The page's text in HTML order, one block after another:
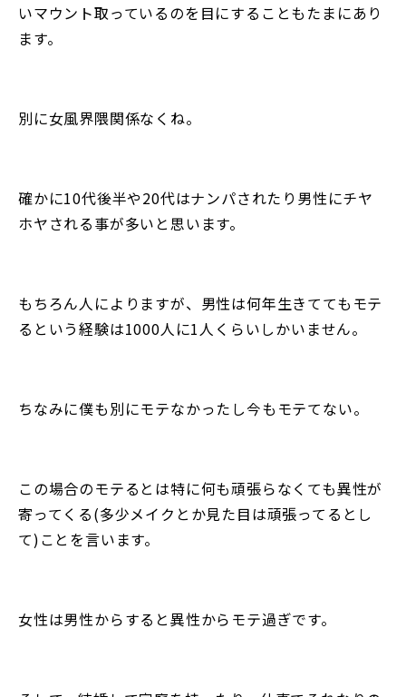
いマウント取っているのを目にすることもたまにあり
ます。
別に女風界隈関係なくね。
確かに10代後半や20代はナンパされたり男性にチヤ
ホヤされる事が多いと思います。
もちろん人によりますが、男性は何年生きててもモテ
るという経験は1000人に1人くらいしかいません。
ちなみに僕も別にモテなかったし今もモテてない。
この場合のモテるとは特に何も頑張らなくても異性が
寄ってくる(多少メイクとか見た目は頑張ってるとし
て)ことを言います。
女性は男性からすると異性からモテ過ぎです。